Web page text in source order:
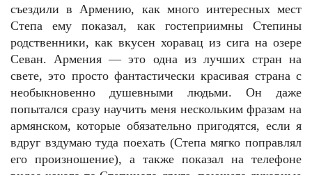
съездили в Армению, как много интересных мест
Степа ему показал, как гостеприимны Степины
родственники, как вкусен хоравац из сига на озере
Севан. Армения — это одна из лучших стран на
свете, это просто фантастически красивая страна с
необыкновенно душевными людьми. Он даже
попытался сразу научить меня нескольким фразам на
армянском, которые обязательно пригодятся, если я
вдруг вздумаю туда поехать (Степа мягко поправлял
его произношение), а также показал на телефоне